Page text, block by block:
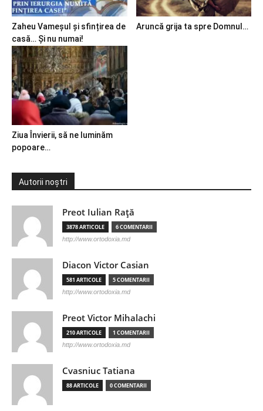
Zaheu Vameșul și sfințirea de
casă… Și nu numai!
Aruncă grija ta spre Domnul…
Ziua Învierii, să ne luminăm
popoare…
Autorii noștri
Preot Iulian Raţă
3878 ARTICOLE 6 COMENTARII
http://www.ortodoxia.md
Diacon Victor Casian
581 ARTICOLE 5 COMENTARII
http://www.ortodoxia.md
Preot Victor Mihalachi
210 ARTICOLE 1 COMENTARII
http://www.ortodoxia.md
Cvasniuc Tatiana
88 ARTICOLE 0 COMENTARII